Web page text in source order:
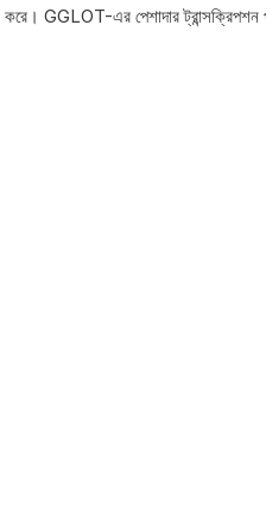
GGLOT-এর পেশাদার ট্রান্সক্রিপশন